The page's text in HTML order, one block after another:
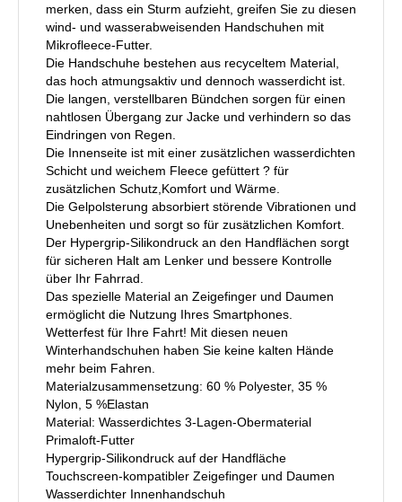
merken, dass ein Sturm aufzieht, greifen Sie zu diesen
wind- und wasserabweisenden Handschuhen mit
Mikrofleece-Futter.
Die Handschuhe bestehen aus recyceltem Material,
das hoch atmungsaktiv und dennoch wasserdicht ist.
Die langen, verstellbaren Bündchen sorgen für einen
nahtlosen Übergang zur Jacke und verhindern so das
Eindringen von Regen.
Die Innenseite ist mit einer zusätzlichen wasserdichten
Schicht und weichem Fleece gefüttert ? für
zusätzlichen Schutz,Komfort und Wärme.
Die Gelpolsterung absorbiert störende Vibrationen und
Unebenheiten und sorgt so für zusätzlichen Komfort.
Der Hypergrip-Silikondruck an den Handflächen sorgt
für sicheren Halt am Lenker und bessere Kontrolle
über Ihr Fahrrad.
Das spezielle Material an Zeigefinger und Daumen
ermöglicht die Nutzung Ihres Smartphones.
Wetterfest für Ihre Fahrt! Mit diesen neuen
Winterhandschuhen haben Sie keine kalten Hände
mehr beim Fahren.
Materialzusammensetzung: 60 % Polyester, 35 %
Nylon, 5 %Elastan
Material: Wasserdichtes 3-Lagen-Obermaterial
Primaloft-Futter
Hypergrip-Silikondruck auf der Handfläche
Touchscreen-kompatibler Zeigefinger und Daumen
Wasserdichter Innenhandschuh